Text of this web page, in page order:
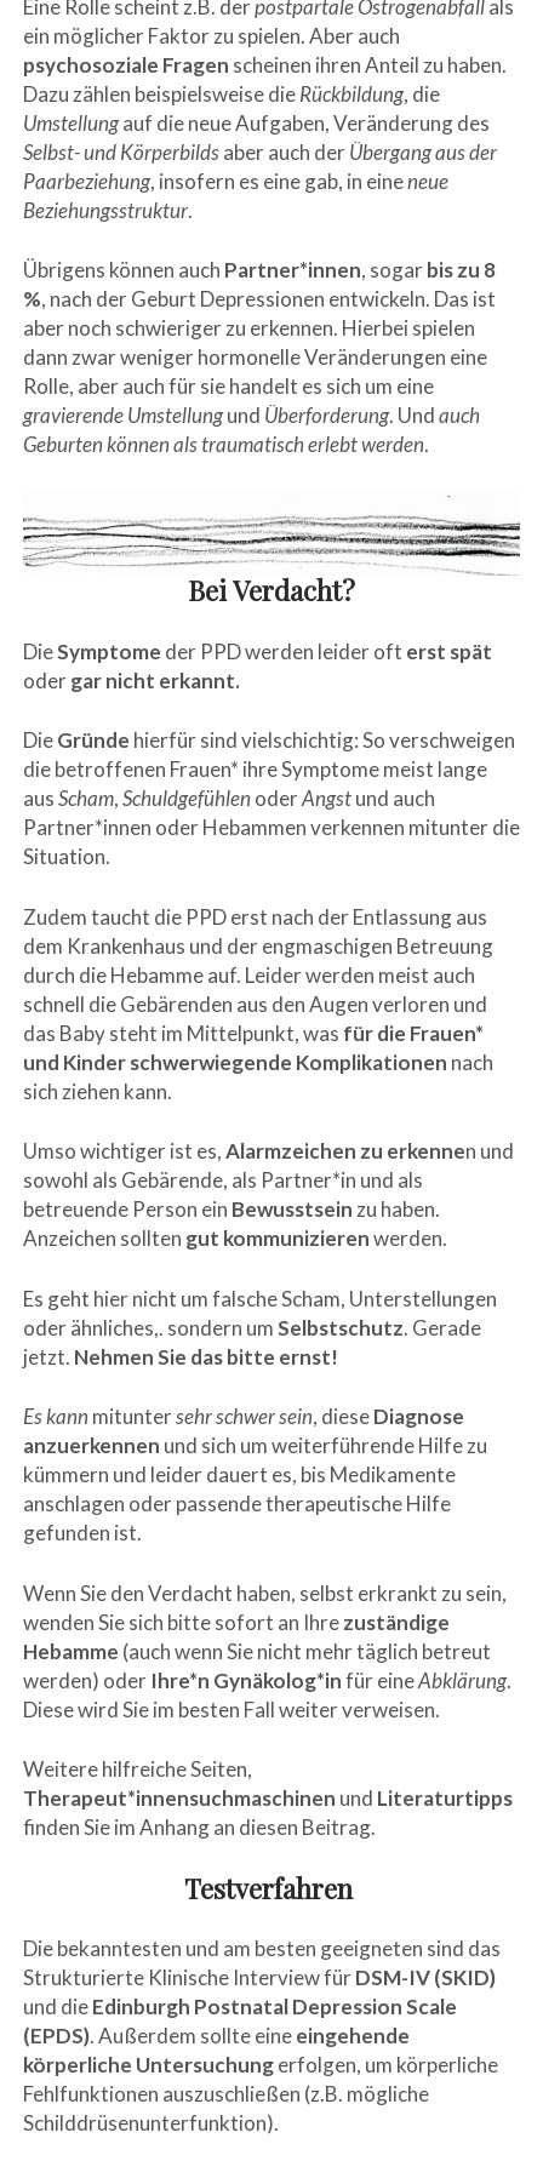
Eine Rolle scheint z.B. derpostpartale Östrogenabfallals
ein möglicher Faktor zu spielen. Aber auch
psychosoziale Fragen scheinen ihren Anteil zu haben.
Dazu zählen beispielsweise dieRückbildung, die
Umstellungauf die neue Aufgaben, Veränderung des
Selbst- und Körperbildsaber auch derÜbergang aus der
Paarbeziehung, insofern es eine gab, in eineneue
Beziehungsstruktur.
Übrigens können auch Partner*innen, sogarbis zu 8
%, nach der Geburt Depressionen entwickeln. Das ist
aber noch schwieriger zu erkennen. Hierbei spielen
dann zwar weniger hormonelle Veränderungen eine
Rolle, aber auch für sie handelt es sich um eine
gravierende Umstellungund Überforderung. Undauch
Geburten können als traumatisch erlebt werden.
Bei Verdacht?
DieSymptome der PPD werden leider oft erst spät
odergar nicht erkannt.
DieGründe hierfür sind vielschichtig: So verschweigen
die betroffenen Frauen* ihre Symptome meist lange
ausScham,Schuldgefühlen oderAngstund auch
Partner*innen oder Hebammen verkennen mitunter die
Situation.
Zudem taucht die PPD erst nach der Entlassung aus
dem Krankenhaus und der engmaschigen Betreuung
durch die Hebamme auf. Leider werden meist auch
schnell die Gebärenden aus den Augen verloren und
das Baby steht im Mittelpunkt, was für die Frauen*
und Kinder schwerwiegende Komplikationen nach
sich ziehen kann.
Umso wichtiger ist es,Alarmzeichen zu erkennen und
sowohl als Gebärende, als Partner*in und als
betreuende Person ein Bewusstsein zu haben.
Anzeichen sollten gut kommunizierenwerden.
Es geht hier nicht um falsche Scham, Unterstellungen
oder ähnliches,. sondern umSelbstschutz. Gerade
jetzt. Nehmen Sie das bitte ernst!
Es kann mituntersehr schwer sein, dieseDiagnose
anzuerkennen und sich um weiterführende Hilfe zu
kümmern und leider dauert es, bis Medikamente
anschlagen oder passende therapeutische Hilfe
gefunden ist.
Wenn Sie den Verdacht haben, selbst erkrankt zu sein,
wenden Sie sich bitte sofort an Ihrezuständige
Hebamme (auch wenn Sie nicht mehr täglich betreut
werden) oder Ihre*n Gynäkolog*infür eineAbklärung.
Diese wird Sie im besten Fall weiter verweisen.
Weitere hilfreiche Seiten,
Therapeut*innensuchmaschinen und Literaturtipps
finden Sie im Anhang an diesen Beitrag.
Testverfahren
Die bekanntesten und am besten geeigneten sind das
Strukturierte Klinische Interview fürDSM-IV (SKID)
und dieEdinburgh Postnatal Depression Scale
(EPDS). Außerdem sollte eineeingehende
körperliche Untersuchungerfolgen, um körperliche
Fehlfunktionen auszuschließen (z.B. mögliche
Schilddrüsenunterfunktion).